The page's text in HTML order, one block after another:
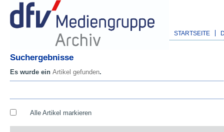
STARTSEITE
Suchergebnisse
Es wurde ein Artikel gefunden.
Alle Artikel markieren